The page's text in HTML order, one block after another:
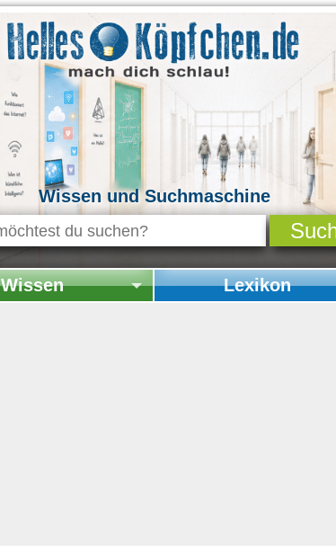
Wissen und Suchmaschine
Wissen Lexikon